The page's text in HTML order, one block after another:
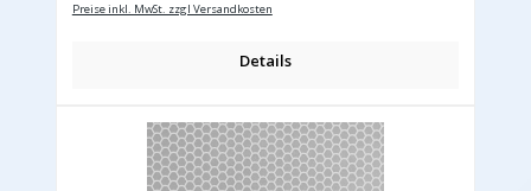
Preise inkl. MwSt. zzgl Versandkosten
Details